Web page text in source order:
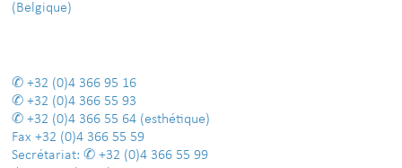
(Belgique)
+32 (0)4 366 95 16
+32 (0)4 366 55 93
+32 (0)4 366 55 64 (esthétique)
Fax +32 (0)4 366 55 59
Secrétariat:
+32 (0)4 366 55 99